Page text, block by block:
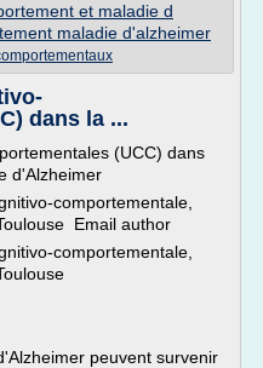
et maladie d
maladie d'alzheimer
dans la ...
(UCC) dans
d'Alzheimer
comportementale,
Email author
comportementale,
peuvent survenir